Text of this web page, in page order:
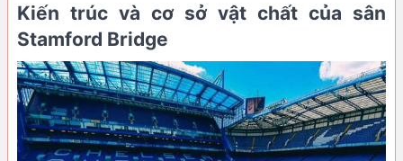
Kiến trúc và cơ sở vật chất của sân
Stamford Bridge